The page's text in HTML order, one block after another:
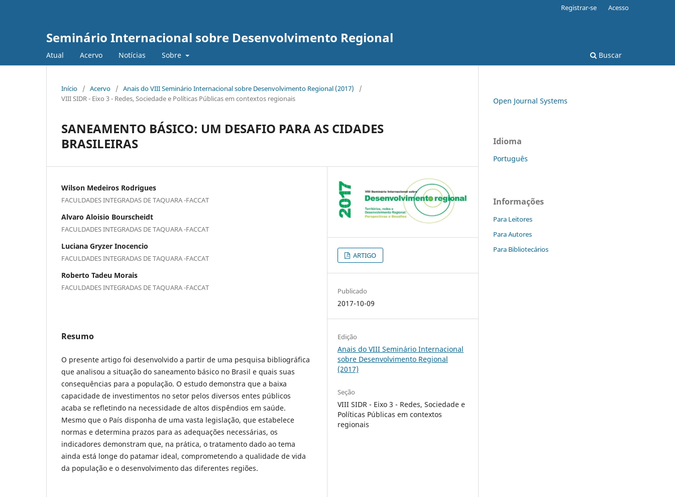
Seminário Internacional sobre Desenvolvimento Regional
Atual Acervo Notícias Sobre Buscar
Registrar-se Acesso
Início / Acervo / Anais do VIII Seminário Internacional sobre Desenvolvimento Regional (2017)
/
VIII SIDR - Eixo 3 - Redes, Sociedade e Políticas Públicas em contextos regionais
SANEAMENTO BÁSICO: UM DESAFIO PARA AS CIDADES
BRASILEIRAS
Wilson Medeiros Rodrigues
FACULDADES INTEGRADAS DE TAQUARA -FACCAT
Alvaro Aloisio Bourscheidt
FACULDADES INTEGRADAS DE TAQUARA -FACCAT
Luciana Gryzer Inocencio
FACULDADES INTEGRADAS DE TAQUARA -FACCAT
Roberto Tadeu Morais
FACULDADES INTEGRADAS DE TAQUARA -FACCAT
Resumo
O presente artigo foi desenvolvido a partir de uma pesquisa bibliográfica
que analisou a situação do saneamento básico no Brasil e quais suas
consequências para a população. O estudo demonstra que a baixa
capacidade de investimentos no setor pelos diversos entes públicos
acaba se refletindo na necessidade de altos dispêndios em saúde.
Mesmo que o País disponha de uma vasta legislação, que estabelece
normas e determina prazos para as adequações necessárias, os
indicadores demonstram que, na prática, o tratamento dado ao tema
ainda está longe do patamar ideal, comprometendo a qualidade de vida
da população e o desenvolvimento das diferentes regiões.
ARTIGO
Publicado
2017-10-09
Edição
Anais do VIII Seminário Internacional
sobre Desenvolvimento Regional
(2017)
Seção
VIII SIDR - Eixo 3 - Redes, Sociedade e
Políticas Públicas em contextos
regionais
Open Journal Systems
Idioma
Português
Informações
Para Leitores
Para Autores
Para Bibliotecários